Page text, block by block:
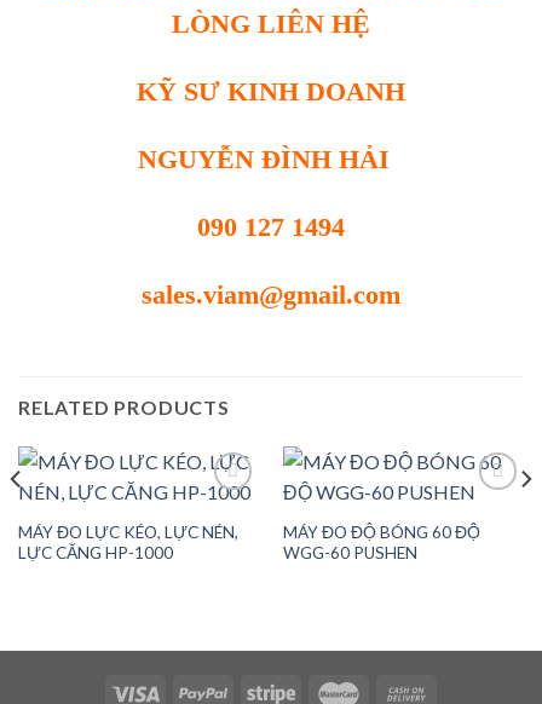
LÒNG LIÊN HỆ
KỸ SƯ KINH DOANH
NGUYỄN ĐÌNH HẢI
090 127 1494
sales.viam@gmail.com
RELATED PRODUCTS
MÁY ĐO LỰC KÉO, LỰC NÉN,
LỰC CĂNG HP-1000
MÁY ĐO ĐỘ BÓNG 60 ĐỘ
WGG-60 PUSHEN